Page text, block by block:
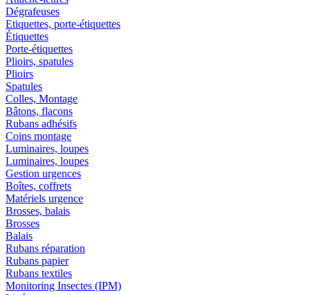
Dégrafeuses
Etiquettes, porte-étiquettes
Étiquettes
Porte-étiquettes
Plioirs, spatules
Plioirs
Spatules
Colles, Montage
Bâtons, flacons
Rubans adhésifs
Coins montage
Luminaires, loupes
Luminaires, loupes
Gestion urgences
Boîtes, coffrets
Matériels urgence
Brosses, balais
Brosses
Balais
Rubans réparation
Rubans papier
Rubans textiles
Monitoring Insectes (IPM)